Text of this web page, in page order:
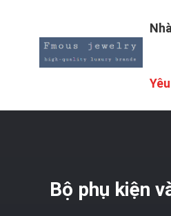
18k
Bộ phụ kiện